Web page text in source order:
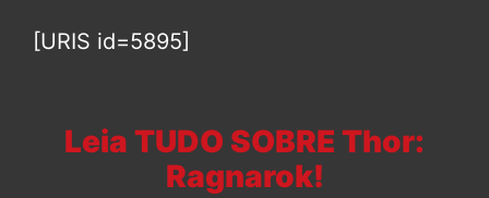
[URIS id=5895]
Leia TUDO SOBRE Thor:
Ragnarok!